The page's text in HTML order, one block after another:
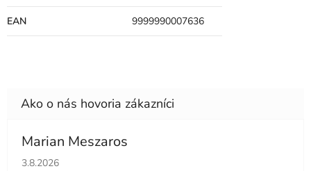
EAN 9999990007636
Marian Meszaros
Hodnotenie obchodu je 5 z 5 hviezdičiek.
3.8.2026